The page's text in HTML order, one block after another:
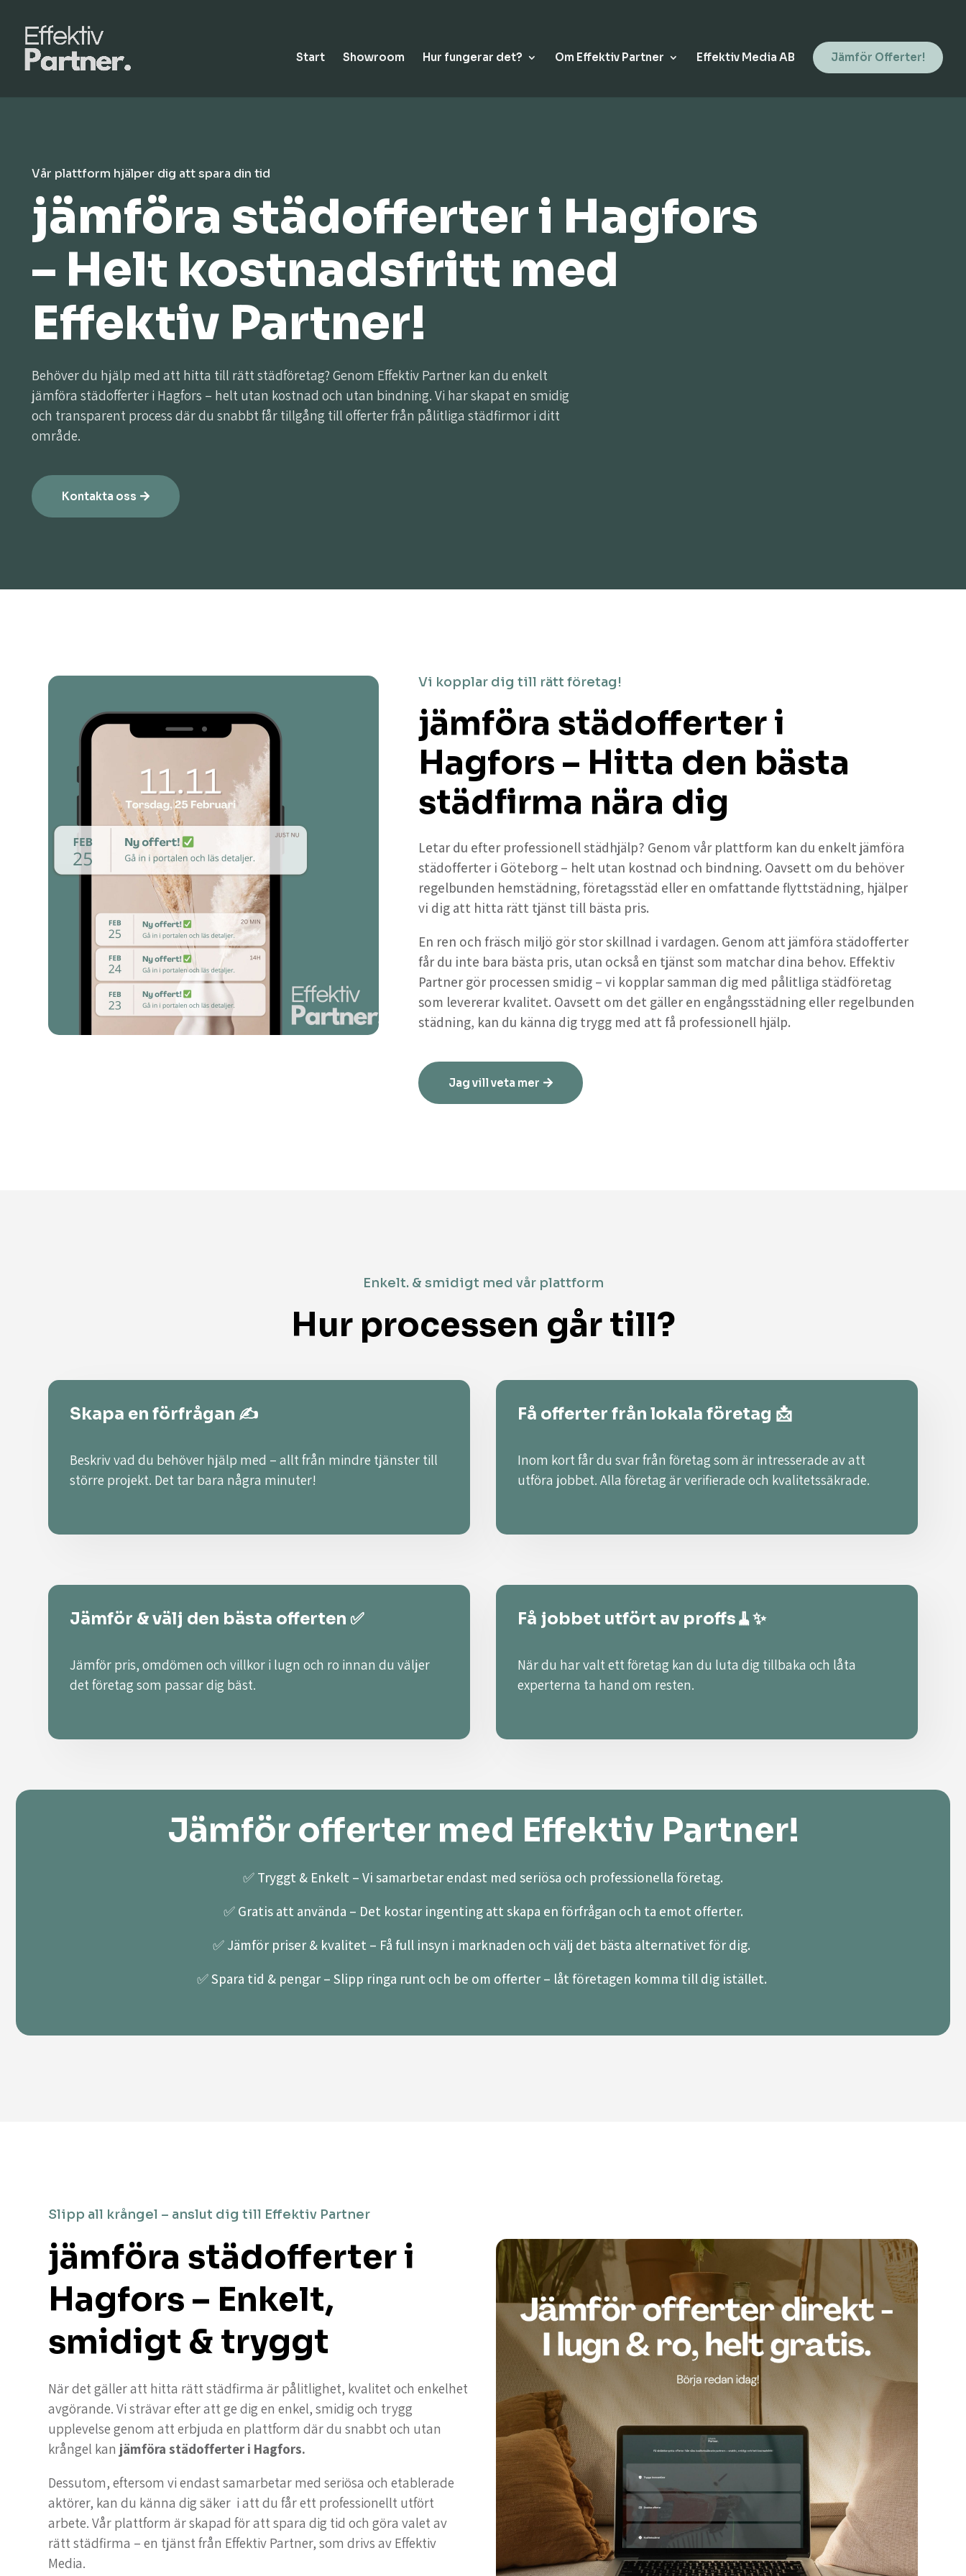
Start Showroom Hur fungerar det? Om Effektiv Partner Effektiv Media AB Jämför Offerter!
Vår plattform hjälper dig att spara din tid
jämföra städofferter i Hagfors
– Helt kostnadsfritt med
Effektiv Partner!
Behöver du hjälp med att hitta till rätt städföretag? Genom Effektiv Partner kan du enkelt
jämföra städofferter i Hagfors – helt utan kostnad och utan bindning. Vi har skapat en smidig
och transparent process där du snabbt får tillgång till offerter från pålitliga städfirmor i ditt
område.
Kontakta oss
Vi kopplar dig till rätt företag!
jämföra städofferter i
Hagfors – Hitta den bästa
städfirma nära dig
Letar du efter professionell städhjälp? Genom vår plattform kan du enkelt jämföra
städofferter i Göteborg – helt utan kostnad och bindning. Oavsett om du behöver
regelbunden hemstädning, företagsstäd eller en omfattande flyttstädning, hjälper
vi dig att hitta rätt tjänst till bästa pris.
En ren och fräsch miljö gör stor skillnad i vardagen. Genom att jämföra städofferter
får du inte bara bästa pris, utan också en tjänst som matchar dina behov. Effektiv
Partner gör processen smidig – vi kopplar samman dig med pålitliga städföretag
som levererar kvalitet. Oavsett om det gäller en engångsstädning eller regelbunden
städning, kan du känna dig trygg med att få professionell hjälp.
Jag vill veta mer
Enkelt. & smidigt med vår plattform
Hur processen går till?
Skapa en förfrågan ✍️
Beskriv vad du behöver hjälp med – allt från mindre tjänster till
större projekt. Det tar bara några minuter!
Få offerter från lokala företag 📩
Inom kort får du svar från företag som är intresserade av att
utföra jobbet. Alla företag är verifierade och kvalitetssäkrade.
Jämför & välj den bästa offerten ✅
Jämför pris, omdömen och villkor i lugn och ro innan du väljer
det företag som passar dig bäst.
Få jobbet utfört av proffs🧹✨
När du har valt ett företag kan du luta dig tillbaka och låta
experterna ta hand om resten.
Jämför offerter med Effektiv Partner!
✅ Tryggt & Enkelt – Vi samarbetar endast med seriösa och professionella företag.
✅ Gratis att använda – Det kostar ingenting att skapa en förfrågan och ta emot offerter.
✅ Jämför priser & kvalitet – Få full insyn i marknaden och välj det bästa alternativet för dig.
✅ Spara tid & pengar – Slipp ringa runt och be om offerter – låt företagen komma till dig istället.
Slipp all krångel – anslut dig till Effektiv Partner
jämföra städofferter i
Hagfors – Enkelt,
smidigt & tryggt
När det gäller att hitta rätt städfirma är pålitlighet, kvalitet och enkelhet
avgörande. Vi strävar efter att ge dig en enkel, smidig och trygg
upplevelse genom att erbjuda en plattform där du snabbt och utan
krångel kan jämföra städofferter i Hagfors.
Dessutom, eftersom vi endast samarbetar med seriösa och etablerade
aktörer, kan du känna dig säker i att du får ett professionellt utfört
arbete. Vår plattform är skapad för att spara dig tid och göra valet av
rätt städfirma – en tjänst från Effektiv Partner, som drivs av Effektiv
Media.